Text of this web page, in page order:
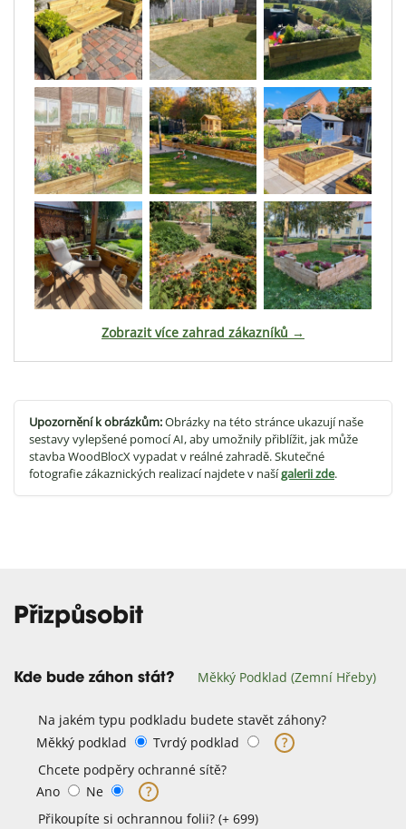
Zobrazit více zahrad zákazníků →
Upozornění k obrázkům:Obrázky na této stránce ukazují naše
sestavy vylepšené pomocí AI, aby umožnily přiblížit, jak může
stavba WoodBlocX vypadat v reálné zahradě. Skutečné
fotografie zákaznických realizací najdete v našígalerii zde.
Přizpůsobit
Kde bude záhon stát? Měkký Podklad (zemní Hřeby)
Na jakém typu podkladu budete stavět záhony?
Měkký podklad
Tvrdý podklad
?
Chcete podpěry ochranné sítě?
Ano
Ne
?
Přikoupíte si ochrannou folii? (+ 699)